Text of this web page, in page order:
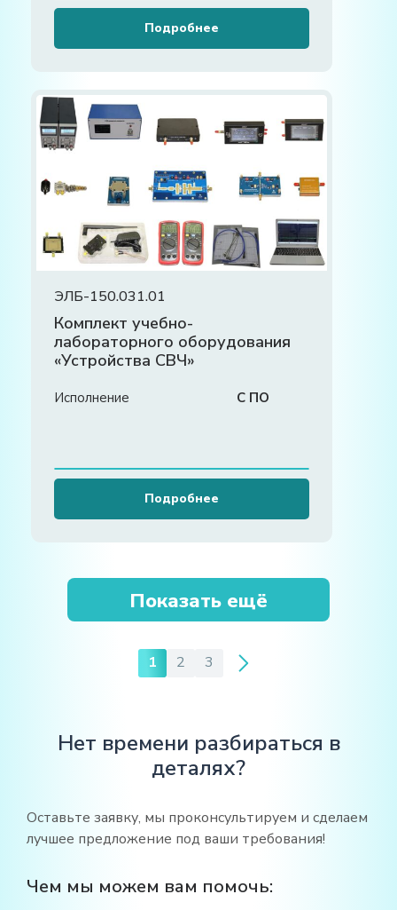
Подробнее
ЭЛБ-150.031.01
Комплект учебно-
лабораторного оборудования
«Устройства СВЧ»
Исполнение С ПО
Подробнее
Показать ещё
1 2 3
Нет времени разбираться в
деталях?
Оставьте заявку, мы проконсультируем и сделаем
лучшее предложение под ваши требования!
Чем мы можем вам помочь: